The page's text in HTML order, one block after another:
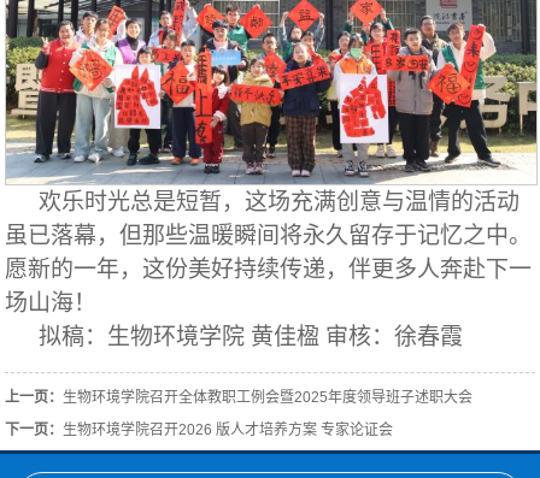
欢乐时光总是短暂，这场充满创意与温情的活动
虽已落幕，但那些温暖瞬间将永久留存于记忆之中。
愿新的一年，这份美好持续传递，伴更多人奔赴下一
场山海！
拟稿：生物环境学院 黄佳楹 审核：徐春霞
上一页： 生物环境学院召开全体教职工例会暨2025年度领导班子述职大会
下一页： 生物环境学院召开2026 版人才培养方案 专家论证会